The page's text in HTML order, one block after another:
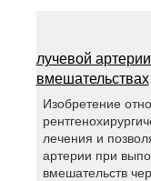
лучевой
вмешательствах
Изобретение
лечения и
артерии при
вмешательств